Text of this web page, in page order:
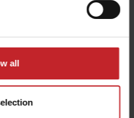
all
positionnées au
et simplifie les
il y des dents afin
trace.